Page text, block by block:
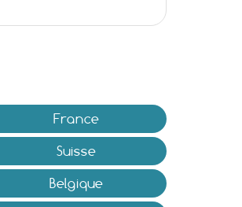
France
Suisse
Belgique